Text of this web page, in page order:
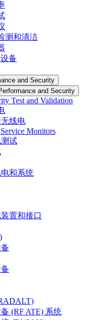
测和清洁
备
and Security
and Security
Test and Validation
线电
Monitors
试
和系统
置和接口
(RF ATE) 系统